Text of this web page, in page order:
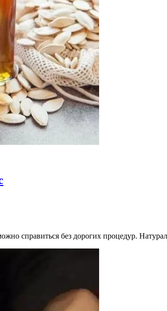
справиться без дорогих процедур.